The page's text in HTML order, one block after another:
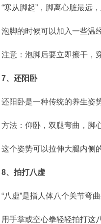
“寒从脚起”，脚离心脏最远
泡脚的时候可以加入一些温
注意：泡脚后要立即擦干，
7、还阳卧
还阳卧是一种传统的养生姿
方法：仰卧，双腿弯曲，脚
这个姿势可以拉伸大腿内侧
8、拍打八虚
“八虚”是指人体八个关节弯
用手掌或空心拳轻轻拍打这